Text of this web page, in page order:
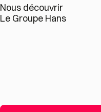
Nous découvrir
Le Groupe Hans